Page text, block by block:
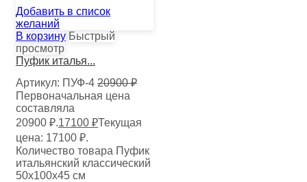
Добавить в список
желаний
В корзину Быстрый
просмотр
Пуфик италья...
Артикул: ПУФ-4 20900₽
Первоначальная цена
составляла
20900 ₽.17100 ₽Текущая
цена: 17100 ₽.
Количество товара Пуфик
итальянский классический
50х100х45 см